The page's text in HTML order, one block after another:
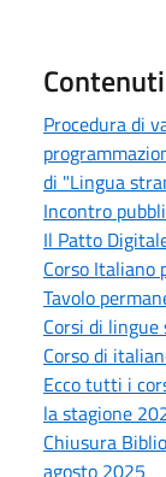
Procedura di
di "Lingua
Incontro
Il Patto
Corso Italiano
Tavolo
Corsi di
Corso di
Ecco tutti i
la stagione
Chiusura
agosto 2025